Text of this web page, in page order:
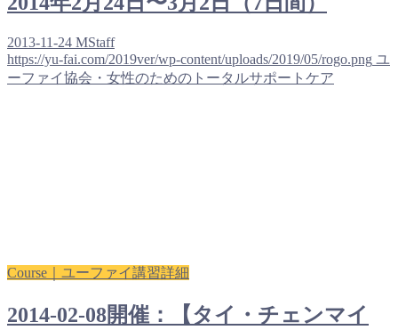
2013-11-24 MStaff
https://yu-fai.com/2019ver/wp-content/uploads/2019/05/rogo.png ユ
ーファイ協会・女性のためのトータルサポートケア
Course｜ユーファイ講習詳細
2014-02-08開催：【タイ・チェンマイ